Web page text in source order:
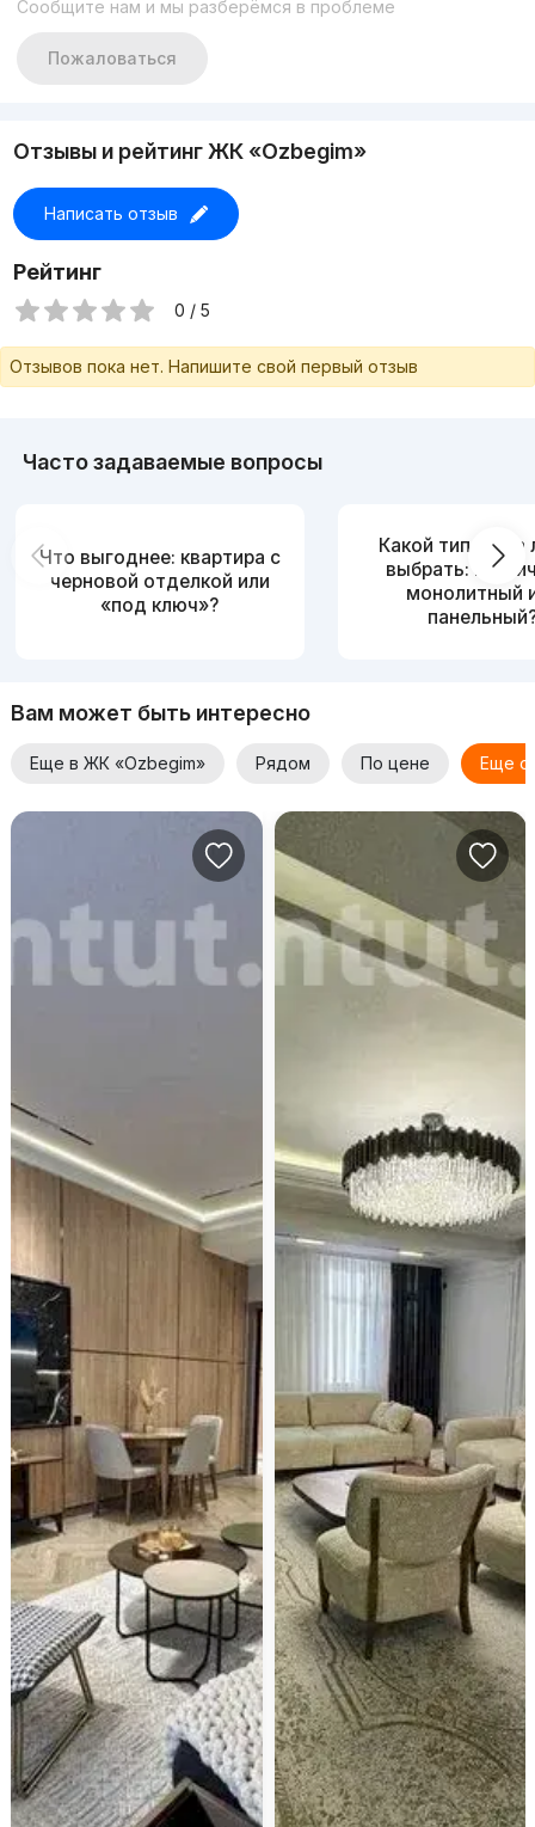
вас!
+998 90 046 46 10
Сообщите нам и мы разберёмся в проблеме
Пожаловаться
Отзывы и рейтинг ЖК «Ozbegim»
Написать отзыв
Рейтинг
0 / 5
Отзывов пока нет. Напишите свой первый отзыв
Часто задаваемые вопросы
Что выгоднее: квартира с
черновой отделкой или
«под ключ»?
Какой тип дома
выбрать:
монолитный
Вам может быть интересно
Еще в ЖК «Ozbegim» Рядом По цене Еще